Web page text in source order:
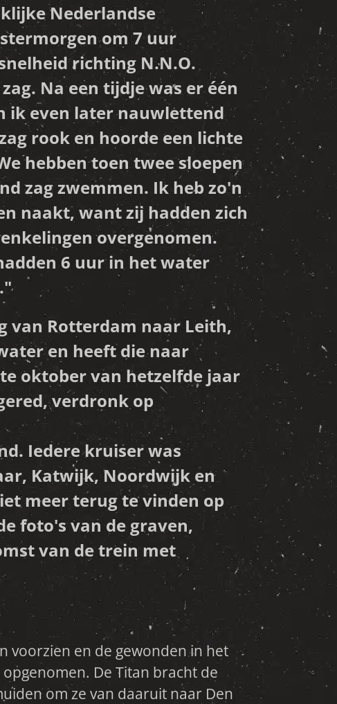
Nederlandse
om 7 uur
richting N.N.O.
Na een tijdje was er één
ik even later nauwlettend
rook en hoorde een lichte
hebben toen twee sloepen
zag zwemmen. Ik heb zo'n
naakt, want zij hadden zich
overgenomen.
6 uur in het water
van Rotterdam naar Leith,
en heeft die naar
oktober van hetzelfde jaar
verdronk op
Iedere kruiser was
Katwijk, Noordwijk en
meer terug te vinden op
foto's van de graven,
van de trein met